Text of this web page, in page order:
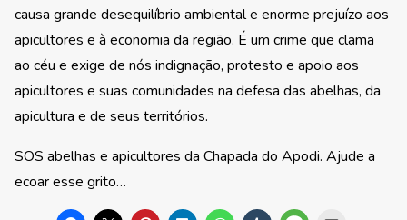
causa grande desequilíbrio ambiental e enorme prejuízo aos
apicultores e à economia da região. É um crime que clama
ao céu e exige de nós indignação, protesto e apoio aos
apicultores e suas comunidades na defesa das abelhas, da
apicultura e de seus territórios.
SOS abelhas e apicultores da Chapada do Apodi. Ajude a
ecoar esse grito…